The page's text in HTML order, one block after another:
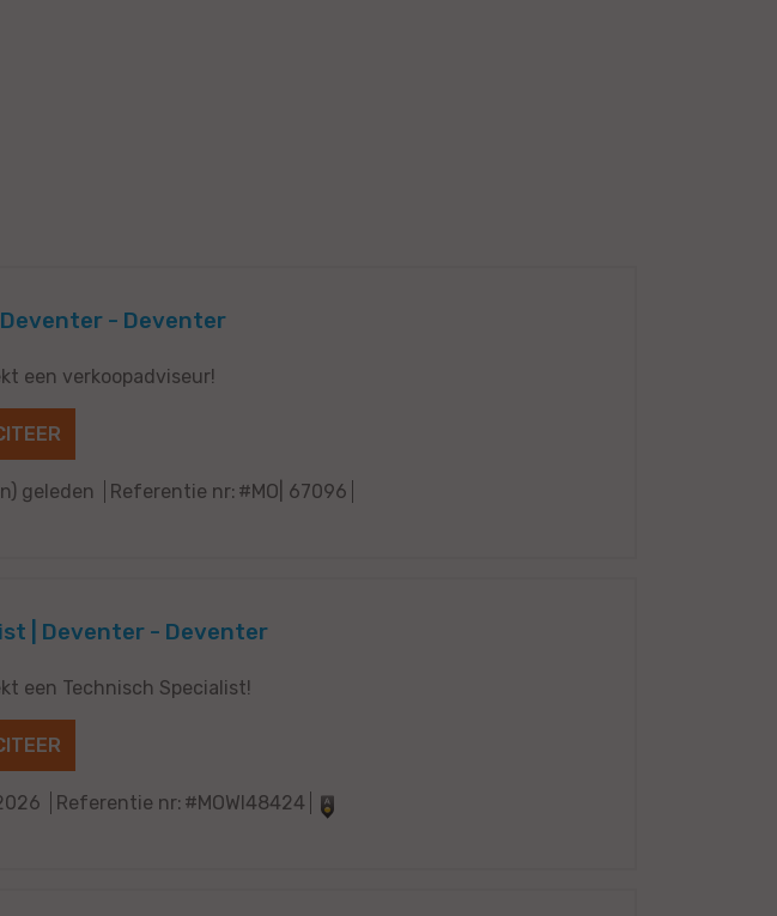
- Deventer
een verkoopadviseur!
geleden Referentie nr: #MO| 67096
| Deventer - Deventer
een Technisch Specialist!
Referentie nr: #MOWI48424